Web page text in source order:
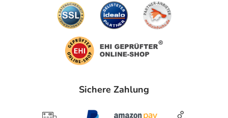
elektronische Adresse: https://compressana.de/
Angaben gem. EU-Produktsicherheitsverordnung (GPSR)
PDF des Beipackzettels
Sichere Zahlung